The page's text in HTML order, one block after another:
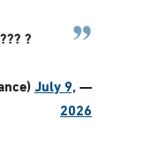
?
— Equipe de France ⭐⭐ (@equipedefrance)
July 9,
2026